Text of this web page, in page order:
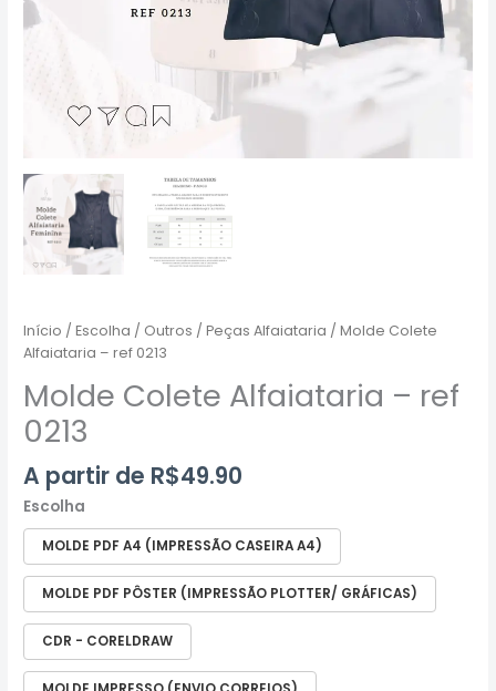
Início /Escolha / Outros /Peças Alfaiataria / Molde Colete
Alfaiataria – ref 0213
Molde Colete Alfaiataria – ref
0213
A partir de R$49.90
Escolha
MOLDE PDF A4 (IMPRESSÃO CASEIRA A4)
MOLDE PDF PÔSTER (IMPRESSÃO PLOTTER/ GRÁFICAS)
CDR - CORELDRAW